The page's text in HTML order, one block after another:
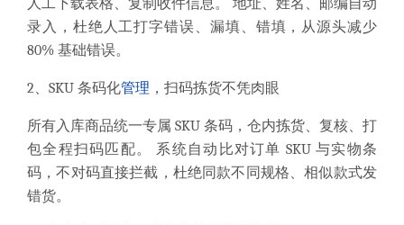
人工下载表格、复制收件信息。 地址、姓名、邮编自动
录入，杜绝人工打字错误、漏填、错填，从源头减少
80% 基础错误。
2、SKU 条码化管理 ，扫码拣货不凭肉眼
所有入库商品统一专属 SKU 条码，仓内拣货、复核、打
包全程扫码匹配。 系统自动比对订单 SKU 与实物条
码，不对码直接拦截，杜绝同款不同规格、相似款式发
错货。